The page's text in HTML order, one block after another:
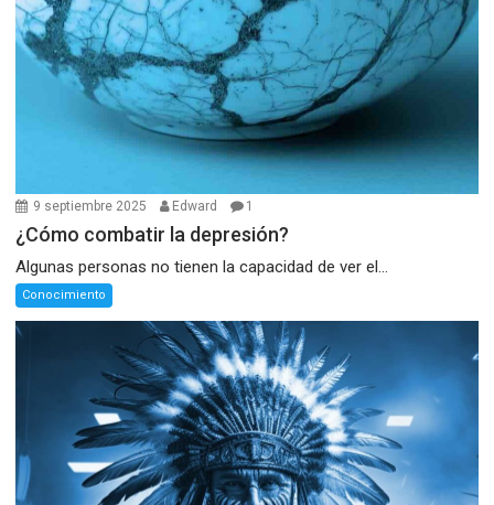
9 septiembre 2025 Edward 1
¿Cómo combatir la depresión?
Algunas personas no tienen la capacidad de ver el...
Conocimiento